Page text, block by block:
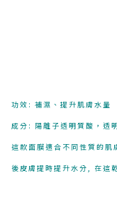
功效: 補濕、提升肌膚水量
成分: 陽離子透明質酸，透
這款面膜適合不同性質的
後皮膚提時提升水分, 在這